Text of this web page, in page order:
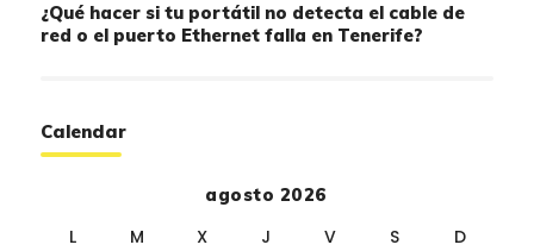
¿Qué hacer si tu portátil no detecta el cable de
red o el puerto Ethernet falla en Tenerife?
Calendar
agosto 2026
L M X J V S D